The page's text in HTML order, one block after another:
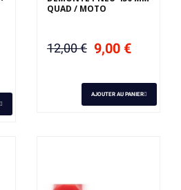
QUAD / MOTO
12,00 € 9,00 €
AJOUTER AU PANIER